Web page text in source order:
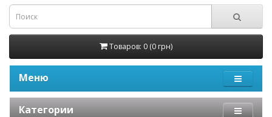
Товаров: 0 (0 грн)
Меню
Категории